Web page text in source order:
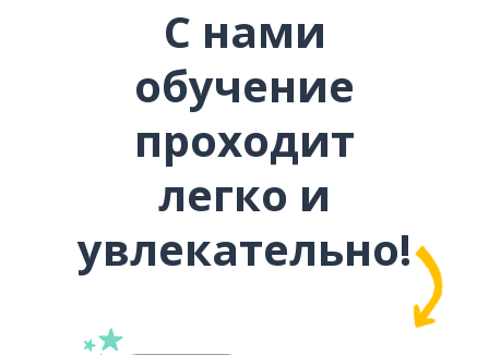
С нами
обучение
проходит
легко и
увлекательно!